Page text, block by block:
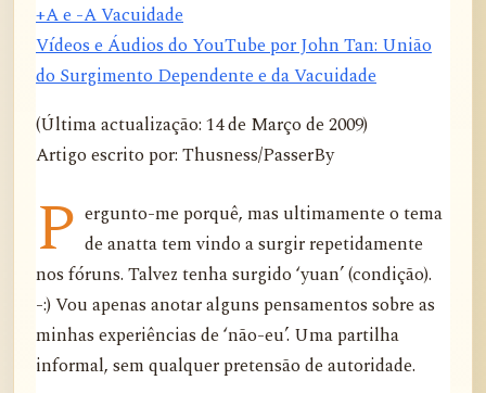
+A e -A Vacuidade
Vídeos e Áudios do YouTube por John Tan: União
do Surgimento Dependente e da Vacuidade
(Última actualização: 14 de Março de 2009)
Artigo escrito por: Thusness/PasserBy
P ergunto-me porquê, mas ultimamente o tema
de anatta tem vindo a surgir repetidamente
nos fóruns. Talvez tenha surgido ‘yuan’ (condição).
-:) Vou apenas anotar alguns pensamentos sobre as
minhas experiências de ‘não-eu’. Uma partilha
informal, sem qualquer pretensão de autoridade.